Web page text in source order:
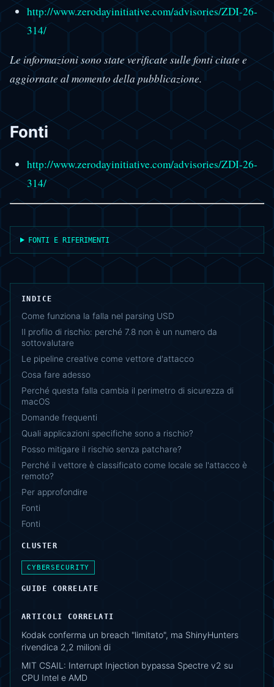
http://www.zerodayinitiative.com/advisories/ZDI-26-
314/
Le informazioni sono state verificate sulle fonti citate e
aggiornate al momento della pubblicazione.
Fonti
http://www.zerodayinitiative.com/advisories/ZDI-26-
314/
FONTI E RIFERIMENTI
INDICE
Come funziona la falla nel parsing USD
Il profilo di rischio: perché 7.8 non è un numero da
sottovalutare
Le pipeline creative come vettore d'attacco
Cosa fare adesso
Perché questa falla cambia il perimetro di sicurezza di
macOS
Domande frequenti
Quali applicazioni specifiche sono a rischio?
Posso mitigare il rischio senza patchare?
Perché il vettore è classificato come locale se l'attacco è
remoto?
Per approfondire
Fonti
Fonti
CLUSTER
CYBERSECURITY
GUIDE CORRELATE
ARTICOLI CORRELATI
Kodak conferma un breach "limitato", ma ShinyHunters
rivendica 2,2 milioni di
MIT CSAIL: Interrupt Injection bypassa Spectre v2 su
CPU Intel e AMD